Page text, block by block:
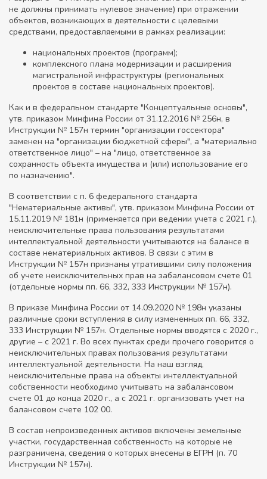
не должны принимать нулевое значение) при отражении
объектов, возникающих в деятельности с целевыми
средствами, предоставляемыми в рамках реализации:
национальных проектов (программ);
комплексного плана модернизации и расширения
магистральной инфраструктуры (региональных
проектов в составе национальных проектов).
Как и в федеральном стандарте "Концептуальные основы",
утв. приказом Минфина России от 31.12.2016 № 256н, в
Инструкции № 157н термин "организации госсектора"
заменен на "организации бюджетной сферы", а "материально
ответственное лицо" – на "лицо, ответственное за
сохранность объекта имущества и (или) использование его
по назначению".
В соответствии с п. 6 федерального стандарта
"Нематериальные активы", утв. приказом Минфина России от
15.11.2019 № 181н (применяется при ведении учета с 2021 г.),
неисключительные права пользования результатами
интеллектуальной деятельности учитываются на балансе в
составе нематериальных активов. В связи с этим в
Инструкции № 157н признаны утратившими силу положения
об учете неисключительных прав на забалансовом счете 01
(отдельные нормы пп. 66, 332, 333 Инструкции № 157н).
В приказе Минфина России от 14.09.2020 № 198н указаны
различные сроки вступления в силу измененных пп. 66, 332,
333 Инструкции № 157н. Отдельные нормы вводятся с 2020 г.,
другие – с 2021 г. Во всех пунктах среди прочего говорится о
неисключительных правах пользования результатами
интеллектуальной деятельности. На наш взгляд,
неисключительные права на объекты интеллектуальной
собственности необходимо учитывать на забалансовом
счете 01 до конца 2020 г., а с 2021 г. организовать учет на
балансовом счете 102 00.
В состав непроизведенных активов включены земельные
участки, государственная собственность на которые не
разграничена, сведения о которых внесены в ЕГРН (п. 70
Инструкции № 157н).